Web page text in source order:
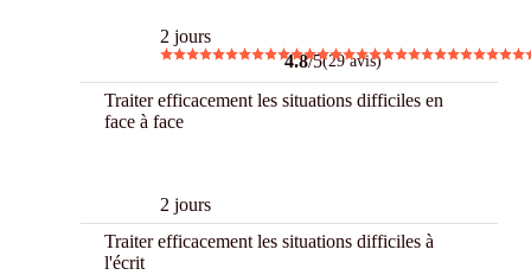
2 jours
4.8/5(29 avis)
Traiter efficacement les situations difficiles en
face à face
2 jours
Traiter efficacement les situations difficiles à
l'écrit